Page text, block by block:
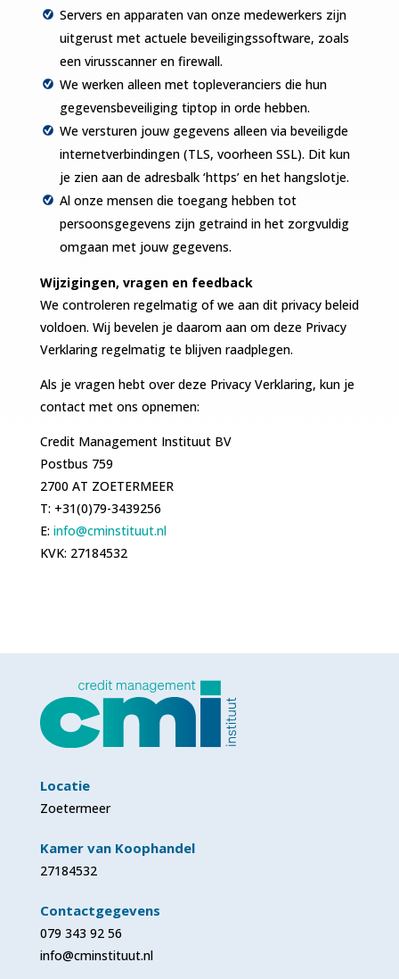
Servers en apparaten van onze medewerkers zijn
uitgerust met actuele beveiligingssoftware, zoals
een virusscanner en firewall.
We werken alleen met topleveranciers die hun
gegevensbeveiliging tiptop in orde hebben.
We versturen jouw gegevens alleen via beveiligde
internetverbindingen (TLS, voorheen SSL). Dit kun
je zien aan de adresbalk ‘https’ en het hangslotje.
Al onze mensen die toegang hebben tot
persoonsgegevens zijn getraind in het zorgvuldig
omgaan met jouw gegevens.
Wijzigingen, vragen en feedback
We controleren regelmatig of we aan dit privacy beleid
voldoen. Wij bevelen je daarom aan om deze Privacy
Verklaring regelmatig te blijven raadplegen.
Als je vragen hebt over deze Privacy Verklaring, kun je
contact met ons opnemen:
Credit Management Instituut BV
Postbus 759
2700 AT ZOETERMEER
T: +31(0)79-3439256
E: info@cminstituut.nl
KVK: 27184532
Locatie
Zoetermeer
Kamer van Koophandel
27184532
Contactgegevens
079 343 92 56
info@cminstituut.nl